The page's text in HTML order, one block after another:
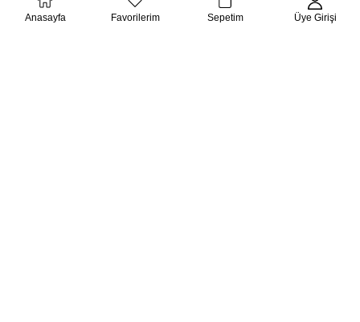
Anasayfa Favorilerim Sepetim Üye Girişi